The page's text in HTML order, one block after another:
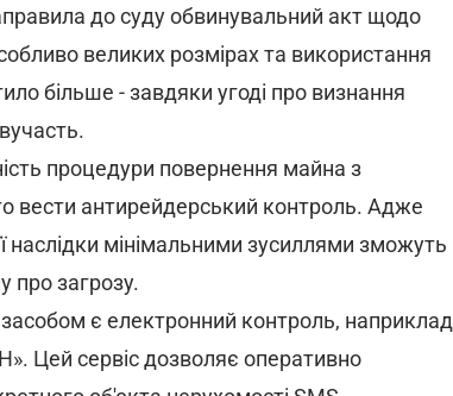
до суду обвинувальний акт щодо
великих розмірах та використання
більше - завдяки угоді про визнання
процедури повернення майна з
вести антирейдерський контроль. Адже
наслідки мінімальними зусиллями зможуть
про загрозу.
є електронний контроль, наприклад
Цей сервіс дозволяє оперативно